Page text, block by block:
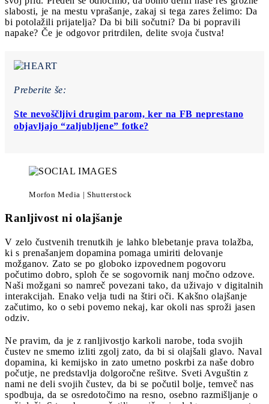
slabosti, je na mestu vprašanje, zakaj si tega zares želimo: Da
bi potolažili prijatelja? Da bi bili sočutni? Da bi popravili
napake? Če je odgovor pritrdilen, delite svoja čustva!
Preberite še:
Ste nevoščljivi drugim parom, ker na FB neprestano
objavljajo “zaljubljene” fotke?
Morfon Media | Shutterstock
Ranljivost ni olajšanje
V zelo čustvenih trenutkih je lahko blebetanje prava tolažba,
ki s prenašanjem dopamina pomaga umiriti delovanje
možganov. Zato se po globoko izpovednem pogovoru
počutimo dobro, sploh če se sogovornik nanj močno odzove.
Naši možgani so namreč povezani tako, da uživajo v digitalnih
interakcijah. Enako velja tudi na štiri oči. Kakšno olajšanje
začutimo, ko o sebi povemo nekaj, kar okoli nas sproži jasen
odziv.
Ne pravim, da je z ranljivostjo karkoli narobe, toda svojih
čustev ne smemo izliti zgolj zato, da bi si olajšali glavo. Naval
dopamina, ki kemijsko in zato umetno poskrbi za naše dobro
počutje, ne predstavlja dolgoročne rešitve. Sveti Avguštin z
nami ne deli svojih čustev, da bi se počutil bolje, temveč nas
spodbuja, da se osredotočimo na resno, osebno razmišljanje o